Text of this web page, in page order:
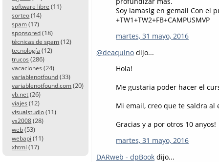
software libre (11)
sorteo (14)
spam (17)
sponsored (18)
técnicas de spam (12)
tecnología (12)
trucos (286)
vacaciones (24)
variablenotfound (33)
variablenotfound.com (20)
vb.net (26)
viajes (12)
visualstudio (11)
vs2008 (28)
web (53)
webapi (11)
xhtml (17)
Soy lamaslg en gemail Con el
+TW1+TW2+FB+CAMPUSMVP
martes, 31 mayo, 2016
@deaquino dijo...
Hola!
Me gustaria poder hacer el
Mi email, creo que te saldra al
Gracias y a por otros 10 anyos!
martes, 31 mayo, 2016
DARweb - dpBook dijo...